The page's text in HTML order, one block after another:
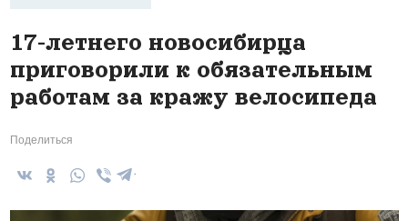
17-летнего новосибирца
приговорили к обязательным
работам за кражу велосипеда
Поделиться